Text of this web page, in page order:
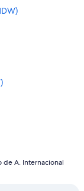
A. Internacional